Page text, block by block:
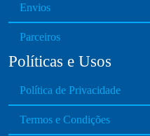
Envios
Parceiros
Políticas e Usos
Política de Privacidade
Termos e Condições